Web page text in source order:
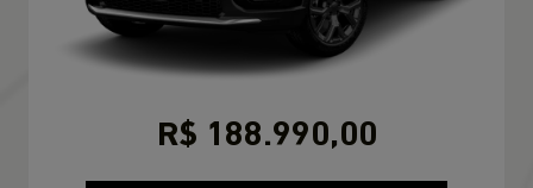
R$ 188.990,00